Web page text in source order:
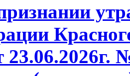
23.06.2026г.